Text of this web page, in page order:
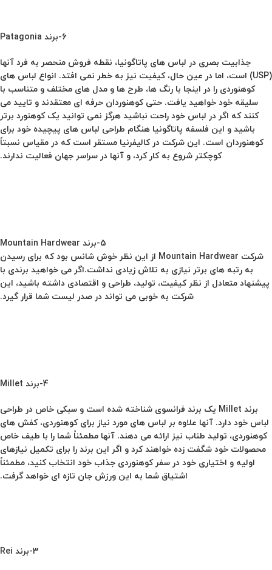
6-برند Patagonia
جذابیت بصری در لباس های پاتاگونیا، نقطه فروش منحصر به فرد آنها
(USP) است، اما در عین حال، کیفیت نیز به خطر نمی افتد. انواع لباس های
کوهنوردی را در اینجا با رنگ ها، طرح ها و مدل های مختلف و متناسب با
سلیقه خود خواهید یافت. حتی کوهنوردان حرفه ای معتقدند و تایید می
کنند که اگر در لباس خود راحت نباشید هرگز نمی توانید یک کوهنورد برتر
باشید و این فلسفه پاتاگونیا هنگام طراحی لباس های پیچیده خود برای
کوهنوردان است. این شرکت در کالیفرنیا مستقر است که در مقیاس نسبتاً
کوچکتر شروع به کار کرد، و آنها در سراسر جهان فعالیت ندارند.
5-برند Mountain Hardwear
شرکت Mountain Hardwear از این نظر خوش شانس بود که برای رسیدن
به رتبه های برتر نیازی به تلاش زیادی نداشت.اگر می خواهید برندی با
پیشنهاد متعادل از نظر کیفیت، تولید، طراحی و اقتصادی داشته باشید، این
شرکت به خوبی می تواند در صدر لیست شما قرار گیرد.
4-برند Millet
برند
یک برند فرانسوی شناخته شده است و سبکی خاص در طراحی
لباس خود دارد. آنها علاوه بر لباس های مورد نیاز برای کوهنوردی، کفش های
کوهنوردی، تولید طناب نیز ارائه می دهند. آنها مطمئناً شما را با طیف خاص
محصولات خود شگفت زده خواهند کرد و اگر این برند را برای تکمیل نیازهای
اولیه و اختیاری خود در سفر کوهنوردی جذاب خود انتخاب کنید، مطمئناً
اشتیاق شما به این ورزش جان تازه ای خواهد گرفت.
3-برند Rei